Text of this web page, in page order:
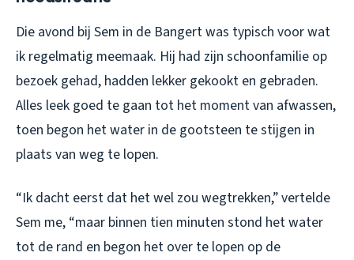
Die avond bij Sem in de Bangert was typisch voor wat
ik regelmatig meemaak. Hij had zijn schoonfamilie op
bezoek gehad, hadden lekker gekookt en gebraden.
Alles leek goed te gaan tot het moment van afwassen,
toen begon het water in de gootsteen te stijgen in
plaats van weg te lopen.
“Ik dacht eerst dat het wel zou wegtrekken,” vertelde
Sem me, “maar binnen tien minuten stond het water
tot de rand en begon het over te lopen op de